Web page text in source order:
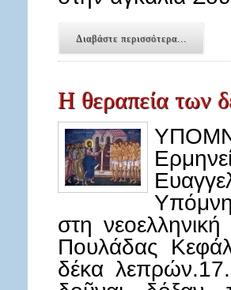
Διαβάστε περισσότερα...
Η θεραπεία των
στη
Πουλάδας
δέκα